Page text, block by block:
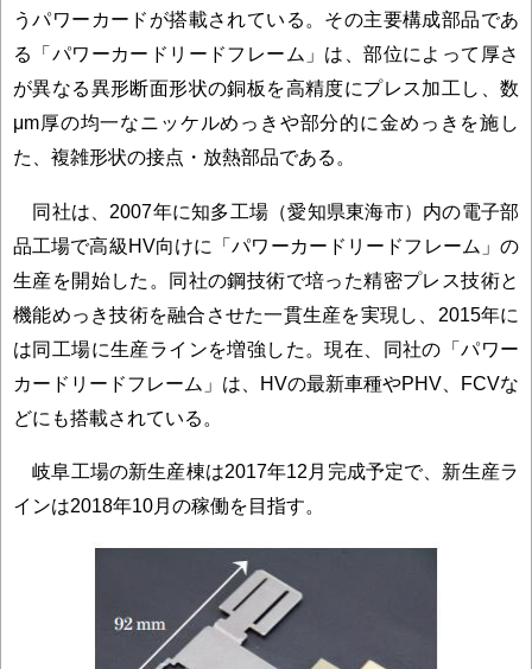
うパワーカードが搭載されている。その主要構成部品であ
る「パワーカードリードフレーム」は、部位によって厚さ
が異なる異形断面形状の銅板を高精度にプレス加工し、数
μm厚の均一なニッケルめっきや部分的に金めっきを施し
た、複雑形状の接点・放熱部品である。
同社は、2007年に知多工場（愛知県東海市）内の電子部
品工場で高級HV向けに「パワーカードリードフレーム」の
生産を開始した。同社の鋼技術で培った精密プレス技術と
機能めっき技術を融合させた一貫生産を実現し、2015年に
は同工場に生産ラインを増強した。現在、同社の「パワー
カードリードフレーム」は、HVの最新車種やPHV、FCVな
どにも搭載されている。
岐阜工場の新生産棟は2017年12月完成予定で、新生産ラ
インは2018年10月の稼働を目指す。